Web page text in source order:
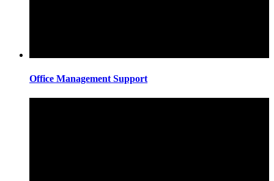
Office Management Support